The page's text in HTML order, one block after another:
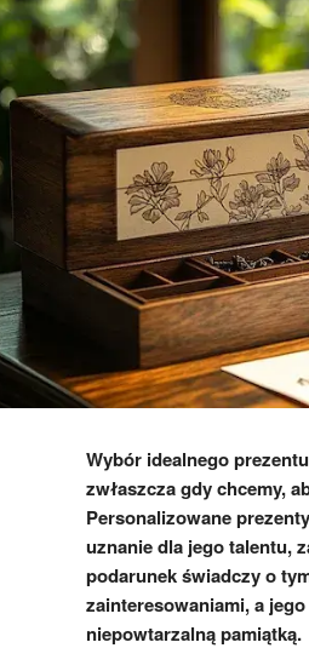
Wybór idealnego
zwłaszcza gdy chcemy,
Personalizowane
uznanie dla jego talentu,
podarunek świadczy o
zainteresowaniami, a
niepowtarzalną pamiątką.